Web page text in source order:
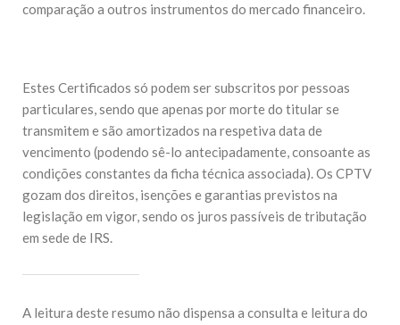
comparação a outros instrumentos do mercado financeiro.
Estes Certificados só podem ser subscritos por pessoas
particulares, sendo que apenas por morte do titular se
transmitem e são amortizados na respetiva data de
vencimento (podendo sê-lo antecipadamente, consoante as
condições constantes da ficha técnica associada). Os CPTV
gozam dos direitos, isenções e garantias previstos na
legislação em vigor, sendo os juros passíveis de tributação
em sede de IRS.
A leitura deste resumo não dispensa a consulta e leitura do